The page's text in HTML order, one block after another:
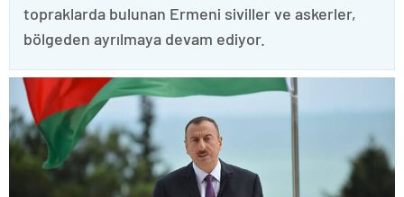
topraklarda bulunan Ermeni siviller ve askerler,
bölgeden ayrılmaya devam ediyor.